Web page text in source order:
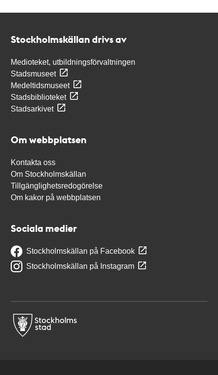
Stockholmskällan drivs av
Medioteket, utbildningsförvaltningen
Stadsmuseet
Medeltidsmuseet
Stadsbiblioteket
Stadsarkivet
Om webbplatsen
Kontakta oss
Om Stockholmskällan
Tillgänglighetsredogörelse
Om kakor på webbplatsen
Sociala medier
Stockholmskällan på Facebook
Stockholmskällan på Instagram